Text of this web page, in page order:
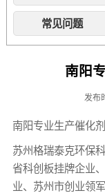
常见问题
南阳
发布
南阳专业生产催化
苏州格瑞泰克环保
省科创板挂牌企业
业、苏州市创业领